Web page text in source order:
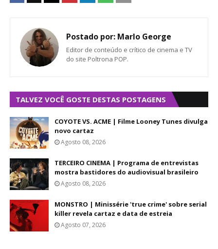
Postado por: Marlo George
Editor de conteúdo e crítico de cinema e TV
do site Poltrona POP.
TALVEZ VOCÊ GOSTE DESTAS POSTAGENS
COYOTE VS. ACME | Filme Looney Tunes divulga
novo cartaz
Agosto 08, 2026
TERCEIRO CINEMA | Programa de entrevistas
mostra bastidores do audiovisual brasileiro
Agosto 08, 2026
MONSTRO | Minissérie 'true crime' sobre serial
killer revela cartaz e data de estreia
Agosto 07, 2026